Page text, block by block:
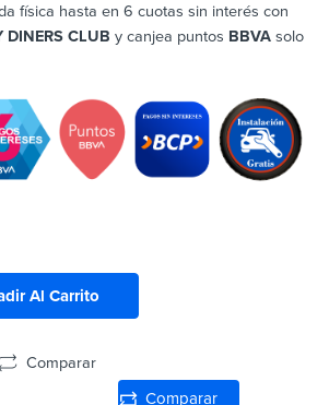
física hasta en 6 cuotas sin interés con
DINERS CLUB y canjea puntos BBVA solo
Al Carrito
Comparar
Comparar